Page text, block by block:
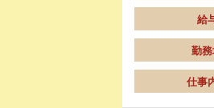
給
勤
仕事